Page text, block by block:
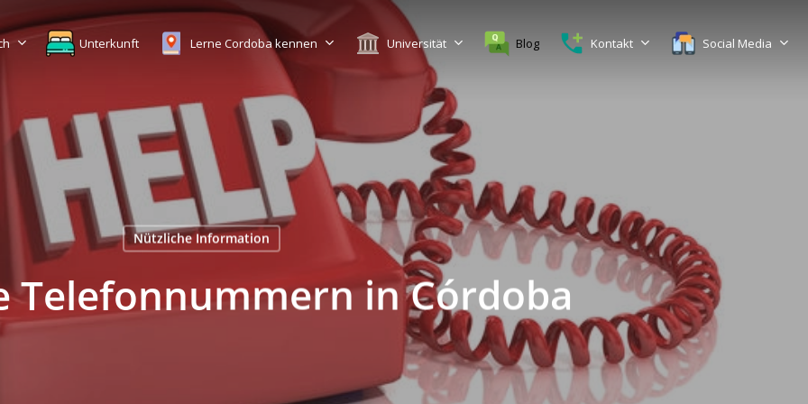
Unterkunft Lerne Cordoba kennen Universität Blog Kontakt Social Media
Nützliche Information
Telefonnummern in Córdoba